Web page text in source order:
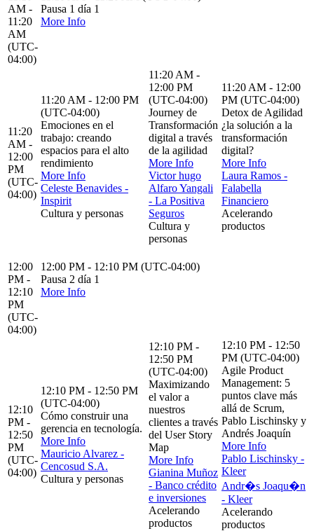
AM -
11:20
AM
(UTC-
04:00)
Pausa 1 día 1
More Info
11:20
AM -
12:00
PM
(UTC-
04:00)
11:20 AM - 12:00 PM
(UTC-04:00)
Emociones en el
trabajo: creando
espacios para el alto
rendimiento
More Info
Celeste Benavides -
Inspirit
Cultura y personas
11:20 AM -
12:00 PM
(UTC-04:00)
Journey de
Transformación
digital a través
de la agilidad
More Info
Victor hugo
Alfaro Yangali
- La Positiva
Seguros
Cultura y
personas
11:20 AM - 12:00
PM (UTC-04:00)
Detox de Agilidad
¿la solución a la
transformación
digital?
More Info
Laura Ramos -
Falabella
Financiero
Acelerando
productos
12:00
PM -
12:10
PM
(UTC-
04:00)
12:00 PM - 12:10 PM (UTC-04:00)
Pausa 2 día 1
More Info
12:10
PM -
12:50
PM
(UTC-
04:00)
12:10 PM - 12:50 PM
(UTC-04:00)
Cómo construir una
gerencia en tecnología.
More Info
Mauricio Alvarez -
Cencosud S.A.
Cultura y personas
12:10 PM -
12:50 PM
(UTC-04:00)
Maximizando
el valor a
nuestros
clientes a través
del User Story
Map
More Info
Gianina Muñoz
- Banco crédito
e inversiones
Acelerando
productos
12:10 PM - 12:50
PM (UTC-04:00)
Agile Product
Management: 5
puntos clave más
allá de Scrum,
Pablo Lischinsky y
Andrés Joaquín
More Info
Pablo Lischinsky -
Kleer
Andr�s Joaqu�n
- Kleer
Acelerando
productos